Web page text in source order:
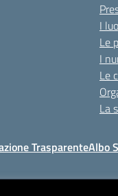
I
Le
I
Le
La
TrasparenteAlbo